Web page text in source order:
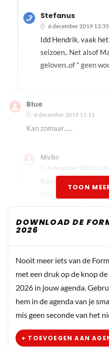
Blue
6 december 2019 11:11
Kan zomaar......
Mvbr
6 december 2019 11:37
Kan ook zomaar
heeeeel mooi jaar te
Oma Mieke
6 december 2019 11:47
Spannend Ben benieuwd
Stefanus
6 december 2019 13:35
Idd Hendrik. vaak
seizoen.. Net alsof
geloven..of " geen
6 december 2019 12:22
Revolutionaire RB16 is
Ben benieuwd, maar dit is
TOON
DOWNLOAD DE
2026
Nooit meer iets van de
met een druk op de knop
2026 in jouw agenda.
hem in de agenda van je
mis geen seconde van het
+ TOEVOEGEN AAN